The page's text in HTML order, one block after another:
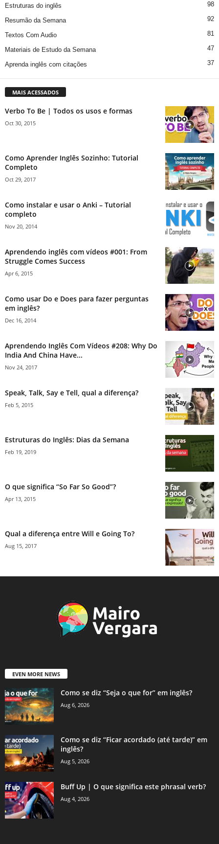
Estruturas do inglês 98
Resumão da Semana 92
Textos Com Audio 81
Materiais de Estudo da Semana 47
Aprenda inglês com citações 37
MAIS ACESSADOS
Verbo To Be | Todos os usos e formas
Oct 30, 2015
Como Aprender Inglês Sozinho: Tutorial
Completo
Oct 29, 2017
Como instalar e usar o Anki – Tutorial
completo
Nov 20, 2014
Aprendendo inglês com vídeos #001: From
Struggle Comes Success
Apr 6, 2015
Como usar Do e Does para fazer perguntas
em inglês?
Dec 16, 2014
Aprendendo Inglês Com Vídeos #208: Why Do
India And China Have...
Nov 24, 2017
Speak, Talk, Say e Tell, qual a diferença?
Feb 5, 2015
Estruturas do Inglês: Dias da Semana
Feb 19, 2019
O que significa “So Far So Good”?
Apr 13, 2015
Qual a diferença entre Will e Going To?
Aug 15, 2017
EVEN MORE NEWS
Como se diz “Seja o que for” em inglês?
Aug 6, 2026
Como se diz “Ficar acordado (até tarde)” em
inglês?
Aug 5, 2026
Buff Up | O que significa este phrasal verb?
Aug 4, 2026